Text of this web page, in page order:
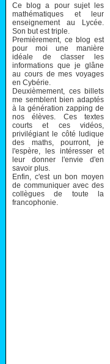
Ce blog a pour sujet les
mathématiques et leur
enseignement au Lycée.
Son but est triple.
Premièrement, ce blog est
pour moi une manière
idéale de classer les
informations que je glâne
au cours de mes voyages
en Cybérie.
Deuxièmement, ces billets
me semblent bien adaptés
à la génération zapping de
nos élèves. Ces textes
courts et ces vidéos,
privilégiant le côté ludique
des maths, pourront, je
l'espère, les intéresser et
leur donner l'envie d'en
savoir plus.
Enfin, c'est un bon moyen
de communiquer avec des
collègues de toute la
francophonie.